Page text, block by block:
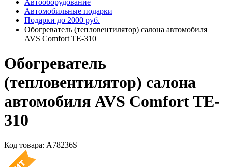
Автомобильные подарки
Подарки до 2000 руб.
Обогреватель (тепловентилятор) салона автомобиля
AVS Comfort TE-310
Обогреватель
(тепловентилятор) салона
автомобиля AVS Comfort TE-
310
Код товара: A78236S